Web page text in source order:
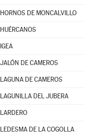
HORNOS DE MONCALVILLO
HUÉRCANOS
IGEA
JALÓN DE CAMEROS
LAGUNA DE CAMEROS
LAGUNILLA DEL JUBERA
LARDERO
LEDESMA DE LA COGOLLA